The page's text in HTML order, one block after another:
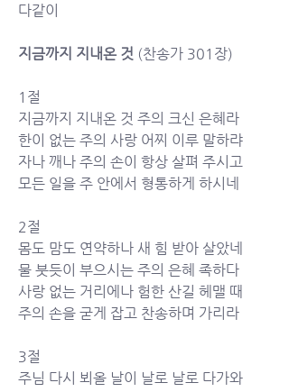
다같이
지금까지 지내온 것 (찬송가 301장)
1절
지금까지 지내온 것 주의 크신 은혜라
한이 없는 주의 사랑 어찌 이루 말하랴
자나 깨나 주의 손이 항상 살펴 주시고
2절
몸도 맘도 연약하나 새 힘 받아 살았네
물 붓듯이 부으시는 주의 은혜 족하다
사랑 없는 거리에나 험한 산길 헤맬 때
3절
주님 다시 뵈올 날이 날로 날로 다가와